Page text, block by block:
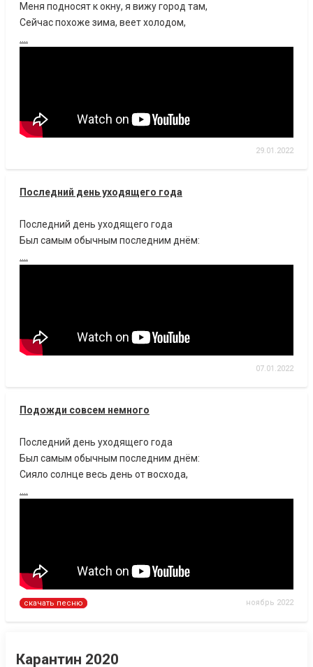
Меня подносят к окну, я вижу город там,
Сейчас похоже зима, веет холодом,
29.01.2022
Последний день уходящего года
Последний день уходящего года
Был самым обычным последним днём:
07.01.2022
Подожди совсем немного
Последний день уходящего года
Был самым обычным последним днём:
Сияло солнце весь день от восхода,
скачать песню ноябрь 2022
Карантин 2020